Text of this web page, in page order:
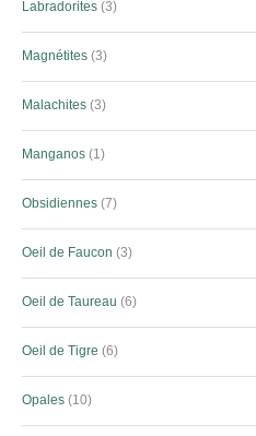
Labradorites 3
Magnétites 3
Malachites 3
Manganos 1
Obsidiennes 7
Oeil de Faucon 3
Oeil de Taureau 6
Oeil de Tigre 6
Opales 10